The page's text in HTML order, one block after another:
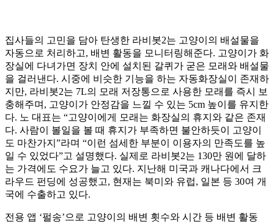
집사들의 고민을 담아 탄생한 라비봇2는 고양이의 배설물을
자동으로 처리하고, 배변 활동을 모니터링해준다. 고양이가 화
장실에 다녀가면 장치 안에 설치된 갈퀴가 굳은 모래와 배설물
을 걸러낸다. 시중에 비슷한 기능을 하는 자동화장실이 존재하
지만, 라비봇2는 7L의 모래 저장통으로 사용한 모래를 즉시 보
충해주며, 고양이가 안정감을 느낄 수 있는 5cm 높이를 유지한
다. 노 대표는 “고양이에게 모래는 화장실의 휴지와 같은 존재
다. 사람이 볼일을 볼 때 휴지가 부족하면 불안하듯이 고양이
도 마찬가지”라며 “이런 섬세한 부분이 이용자의 만족도를 높
일 수 있었다”고 설명했다. 실제로 라비봇2는 130만 원에 달하
는 가격에도 수요가 늘고 있다. 지난해 미국과 캐나다에서 크
라우드 펀딩에 성공했고, 현재는 북미와 유럽, 일본 등 30여 개
국에 수출하고 있다.
전용 앱 ‘펄송’으로 고양이의 배변 횟수와 시간 등 배변 활동